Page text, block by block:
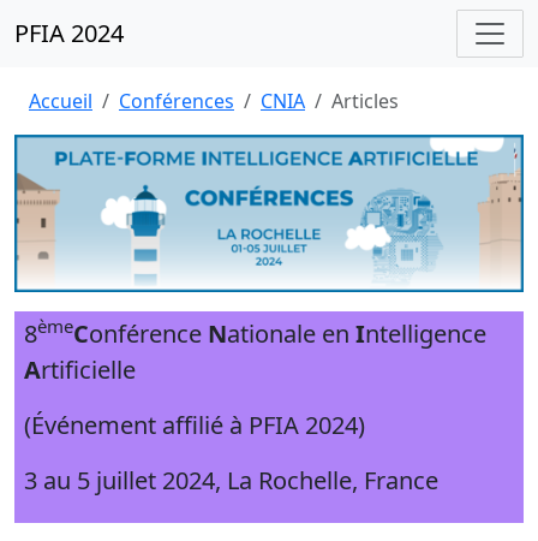
PFIA 2024
Accueil Conférences CNIA Articles
8èmeConférence Nationale en Intelligence
Artificielle
(Événement affilié à PFIA 2024)
3 au 5 juillet 2024, La Rochelle, France